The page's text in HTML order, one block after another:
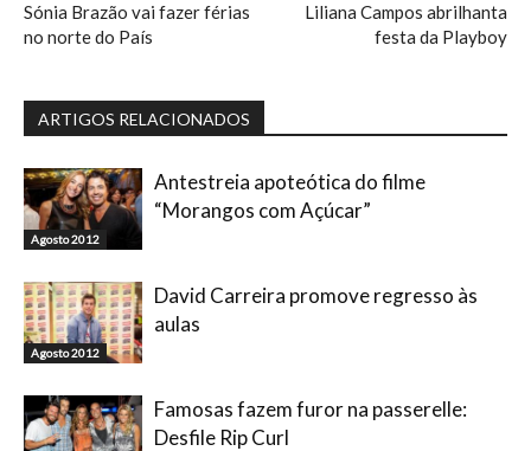
Sónia Brazão vai fazer férias
no norte do País
Liliana Campos abrilhanta
festa da Playboy
ARTIGOS RELACIONADOS
Agosto 2012
Antestreia apoteótica do filme
“Morangos com Açúcar”
Agosto 2012
David Carreira promove regresso às
aulas
Famosas fazem furor na passerelle:
Desfile Rip Curl